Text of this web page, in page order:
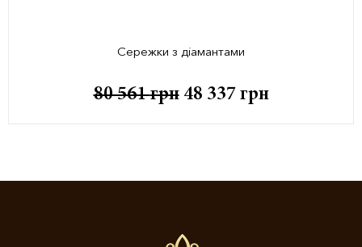
Сережки з діамантами
80 561грн 48 337 грн